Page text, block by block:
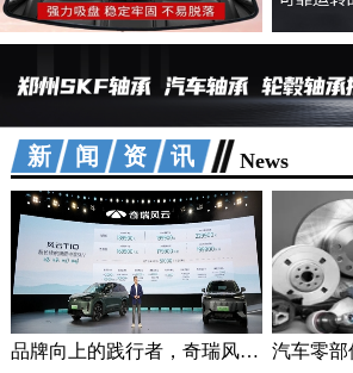
新闻资讯 News
品牌向上的践行者，奇瑞风云T10上市售18.99万元起